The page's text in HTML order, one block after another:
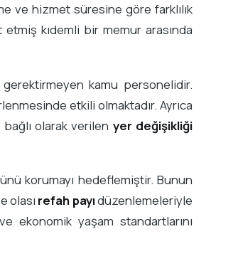
ve hizmet süresine göre farklılık
kıdemli bir memur arasında
kamu personelidir.
etkili olmaktadır. Ayrıca
olarak verilen yer değişikliği
korumayı hedeflemiştir. Bunun
olası refah payıdüzenlemeleriyle
ekonomik yaşam standartlarını